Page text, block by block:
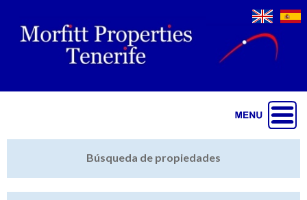
Búsqueda de propiedades